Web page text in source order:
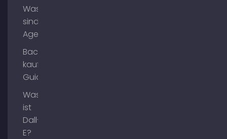
Was
sind AI
Agents?
Backlinks
kaufen
Guide
Was
ist
Dall-
E?